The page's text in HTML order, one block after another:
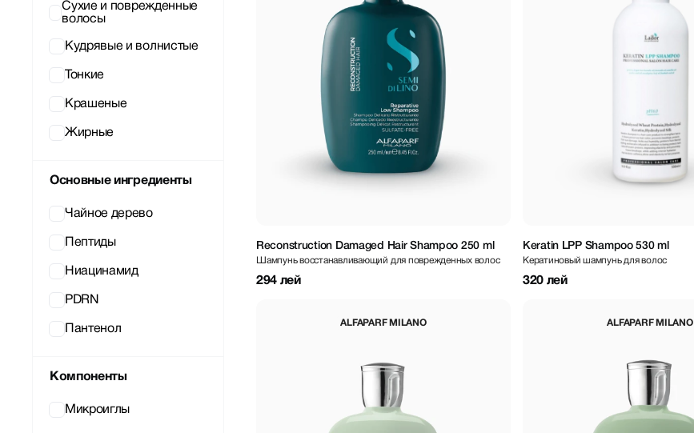
Сухие и поврежденные
волосы
Кудрявые и волнистые
Тонкие
Крашеные
Жирные
Основные ингредиенты
Чайное дерево
Пептиды
Ниацинамид
PDRN
Пантенол
Компоненты
Микроиглы
Reconstruction Damaged Hair Shampoo 250 ml
Шампунь восстанавливающий для поврежденных волос
294 лей
Keratin LPP Shampoo 530 ml
Кератиновый шампунь для волос
320 лей
ALFAPARF MILANO ALFAPARF MILANO